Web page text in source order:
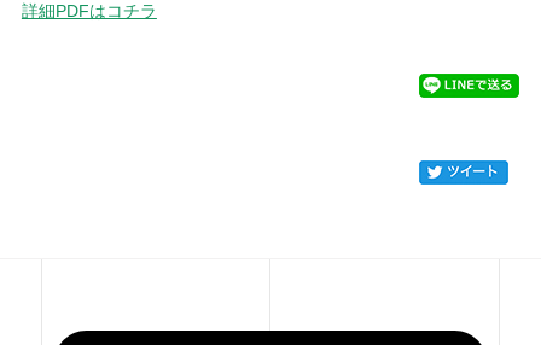
詳細PDFはコチラ